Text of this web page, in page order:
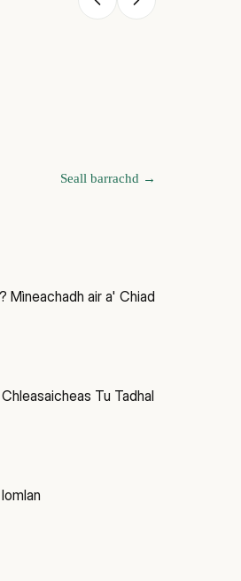
Seall barrachd →
Mìneachadh air a' Chiad
Tu Tadhal